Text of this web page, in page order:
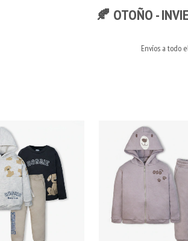
🍂 OTOÑO -
Envíos a todo